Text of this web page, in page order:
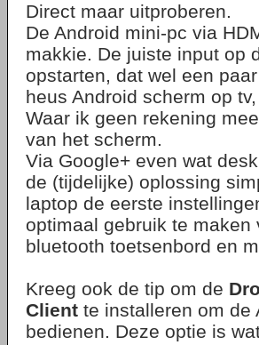
Direct maar uitproberen.
De Android mini-pc via
makkie. De juiste input op
opstarten, dat wel een
heus Android scherm op
Waar ik geen rekening
van het scherm.
Via Google+ even wat
de (tijdelijke) oplossing
laptop de eerste
optimaal gebruik te
bluetooth toetsenbord en
Kreeg ook de tip om de
Client te installeren om de
bedienen. Deze optie is